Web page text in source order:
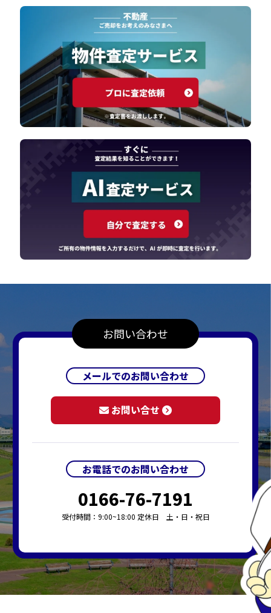
お問い合わせ
メールでのお問い合わせ
お問い合せ
お電話でのお問い合わせ
0166-76-7191
受付時間：9:00~18:00 定休日 土・日・祝日